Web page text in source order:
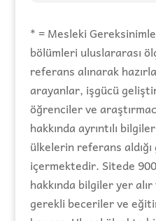
* = Mesleki
bölümleri uluslararası
referans alınarak
arayanlar, işgücü
öğrenciler ve
hakkında ayrıntılı
ülkelerin referans
içermektedir. Sitede
hakkında bilgiler yer
gerekli beceriler ve